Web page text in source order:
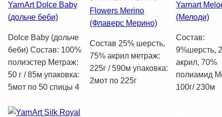
YarnArt Dolce Baby
(дольче беби)
Dolce Baby (дольче
беби) Состав: 100%
полиэстер Метраж:
50 г / 85м упаковка:
5мот по 50 спицы 4
Flowers Merino
(Флаверс Мерино)
Состав 25% шерсть,
75% акрил метраж:
225г / 590м упаковка:
2мот по 225г
Yarnart
(Мелоди)
Состав:
9%шерсть,
акрил, 70%
полиамид
100г/ 230м